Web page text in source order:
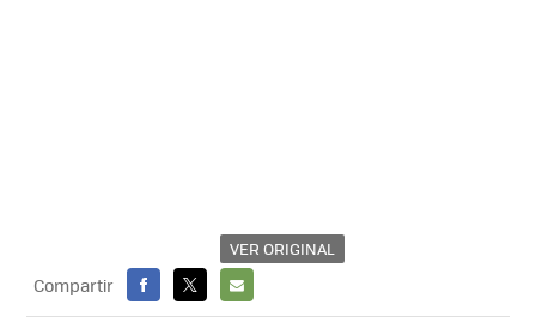
VER ORIGINAL
Compartir
FACEBOOK
X E-